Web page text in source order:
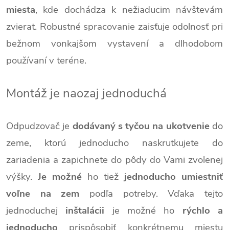
miesta, kde dochádza k nežiaducim návštevám
zvierat. Robustné spracovanie zaisťuje odolnosť pri
bežnom vonkajšom vystavení a dlhodobom
používaní v teréne.
Montáž je naozaj jednoduchá
Odpudzovač je dodávaný s tyčou na ukotveniedo
zeme, ktorú jednoducho naskrutkujete do
zariadenia a zapichnete do pôdy do Vami zvolenej
výšky. Je možné ho tiež jednoducho umiestniť
voľne na zem podľa potreby. Vďaka tejto
jednoduchej inštalácii je možné ho rýchlo a